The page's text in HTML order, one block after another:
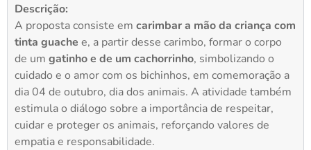
Descrição:
A proposta consiste em carimbar a mão da criança com
tinta guache e, a partir desse carimbo, formar o corpo
de um gatinho e de um cachorrinho, simbolizando o
cuidado e o amor com os bichinhos, em comemoração a
dia 04 de outubro, dia dos animais. A atividade também
estimula o diálogo sobre a importância de respeitar,
cuidar e proteger os animais, reforçando valores de
empatia e responsabilidade.